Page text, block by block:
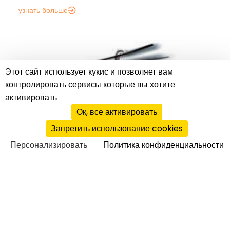
узнать больше
Этот сайт использует кукис и позволяет вам
контролировать сервисы которые вы хотите
активировать
Ок, все активировать
Запретить использование cookies
Персонализировать
Политика конфиденциальности